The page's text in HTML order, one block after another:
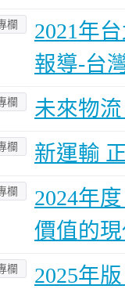
欄
2021年
報導-台
欄 未來物
欄 新運輸
欄
2024年
價值的
欄 2025年